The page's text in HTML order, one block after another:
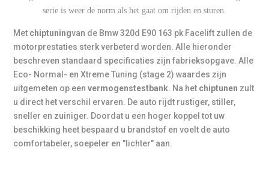
Eén van onze technici komt bij u thuis of op het werk
voor professionele installatie. Starttarief is € 85,- ex BTW
+ gereden km's. Niet elk voertuig kan op locatie getuned
worden.
** Vermogensmeting
Dit model is achterwielaangedreven (RWD), daarom
geldt het tarief€ 75,-. Een meting vóór en ná tuning is
mogelijk inclusief rapport. (Bij xDrive/4x4 hanteren we €
serie is weer de norm als het gaat om rijden en sturen.
Met chiptuningvan de Bmw 320d E90 163 pk Facelift zullen de
motorprestaties sterk verbeterd worden. Alle hieronder
beschreven standaard specificaties zijn fabrieksopgave. Alle
Eco- Normal- en Xtreme Tuning (stage 2) waardes zijn
uitgemeten op eenvermogenstestbank. Na het chiptunen zult
u direct het verschil ervaren. De auto rijdt rustiger, stiller,
sneller en zuiniger. Doordat u een hoger koppel tot uw
beschikking heet bespaard u brandstof en voelt de auto
comfortabeler, soepeler en "lichter" aan.